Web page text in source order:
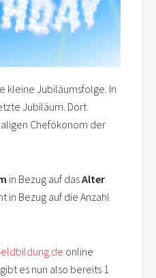
kleine Jubiläumsfolge. In
Jubiläum. Dort
Chefökonom der
in Bezug auf dasAlter
in Bezug auf die Anzahl
online
es nun also bereits 1